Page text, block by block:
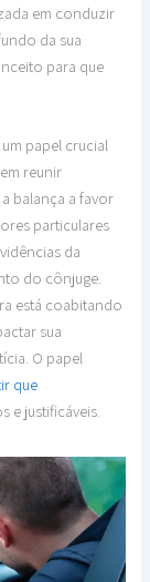
em conduzir
da sua
para que
papel crucial
reunir
balança a favor
particulares
da
do cônjuge.
está coabitando
sua
O papel
que
e justificáveis.